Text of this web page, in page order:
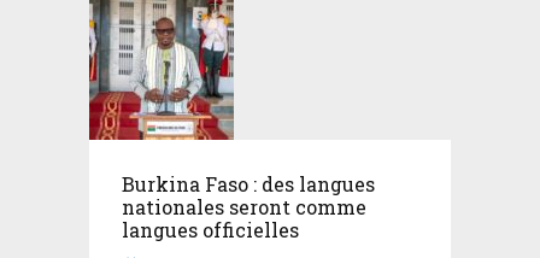
Burkina Faso : des langues
nationales seront comme
langues officielles